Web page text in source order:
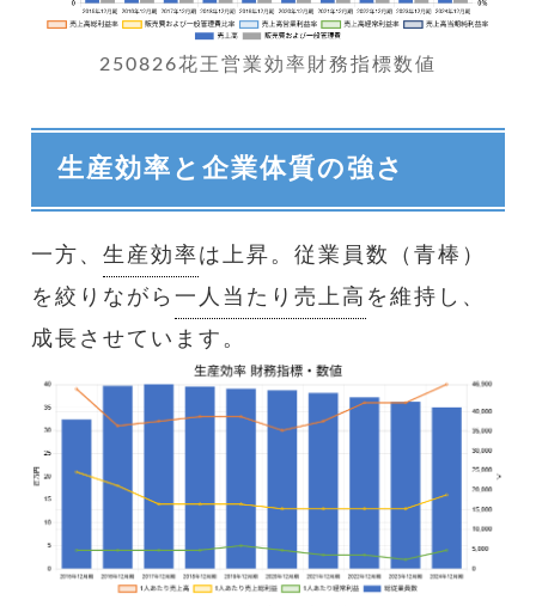
250826花王営業効率財務指標数値
生産効率と企業体質の強さ
一方、 生産効率は上昇。従業員数（青棒）
を絞りながら 一人当たり売上高 を維持し、
成長させています。